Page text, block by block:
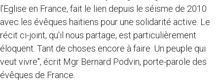
l'Eglise en France, fait le lien depuis le séisme de 2010
avec les évêques haïtiens pour une solidarité active. Le
récit ci-joint, qu'il nous partage, est particulièrement
éloquent. Tant de choses encore à faire. Un peuple qui
veut vivre", écrit Mgr Bernard Podvin, porte-parole des
évêques de France.